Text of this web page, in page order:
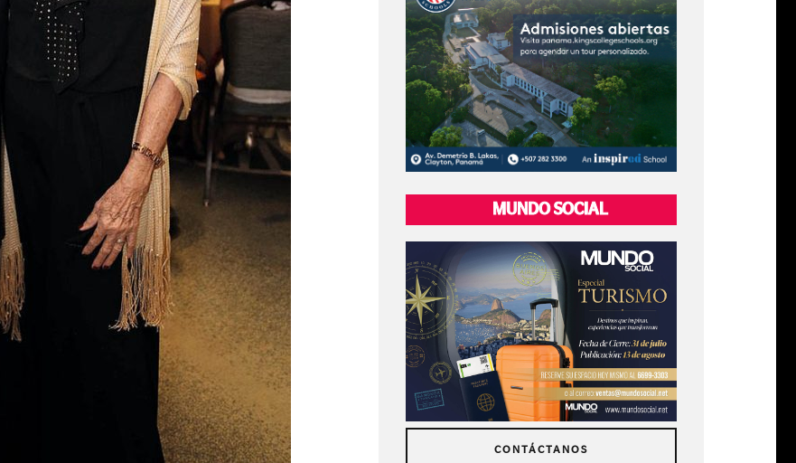
MUNDO SOCIAL
CONTÁCTANOS